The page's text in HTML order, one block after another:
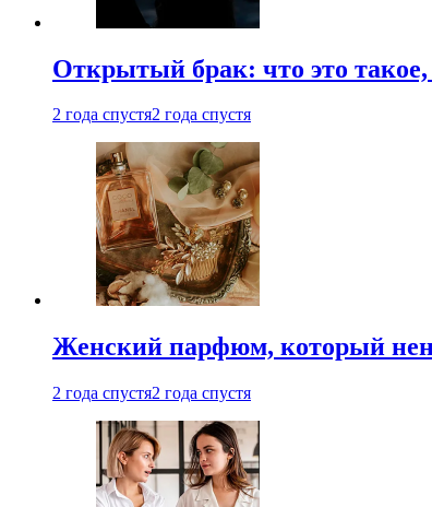
Открытый брак: что это
2 года спустя2 года спустя
Женский парфюм, который
2 года спустя2 года спустя